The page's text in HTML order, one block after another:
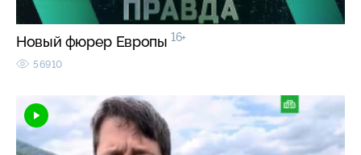
Новый фюрер Европы 16+
56910